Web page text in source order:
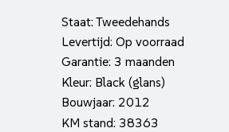
Staat: Tweedehands
Levertijd: Op voorraad
Garantie: 3 maanden
Kleur: Black (glans)
Bouwjaar: 2012
KM stand: 38363